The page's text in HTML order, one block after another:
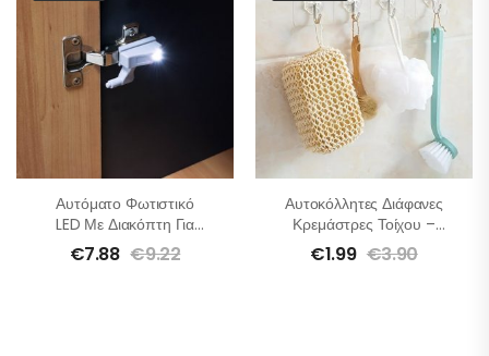
Αυτόματο Φωτιστικό
LED Με Διακόπτη Για
Ντουλάπια – 4τμχ
€7.88 €9.22
Αυτοκόλλητες Διάφανες
Κρεμάστρες Τοίχου –
Σετ 4 Τμχ
€1.99 €3.90